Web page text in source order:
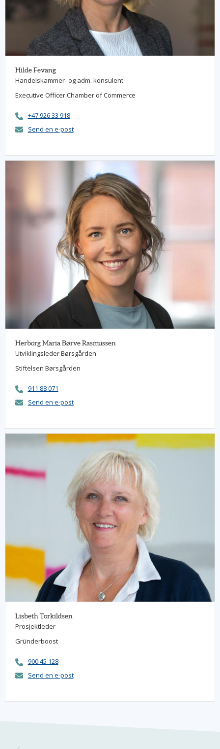
Hilde Fevang
Handelskammer- og adm. konsulent
Executive Officer Chamber of Commerce
+47 926 33 918
Send en e-post
Herborg Maria Børve Rasmussen
Utviklingsleder Børsgården
Stiftelsen Børsgården
911 88 071
Send en e-post
Lisbeth Torkildsen
Prosjektleder
Gründerboost
900 45 128
Send en e-post